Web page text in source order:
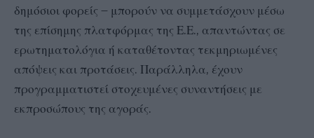
δημόσιοι φορείς – μπορούν να συμμετάσχουν μέσω
της επίσημης πλατφόρμας της Ε.Ε., απαντώντας σε
ερωτηματολόγια ή καταθέτοντας τεκμηριωμένες
απόψεις και προτάσεις. Παράλληλα, έχουν
προγραμματιστεί στοχευμένες συναντήσεις με
εκπροσώπους της αγοράς.